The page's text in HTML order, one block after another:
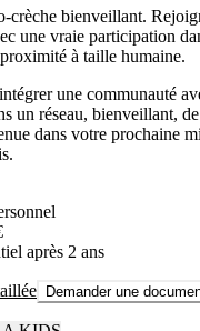
crèche bienveillant.
une vraie participation
à taille humaine.
une communauté
un réseau, bienveillant,
dans votre prochaine
après 2 ans
Demander une